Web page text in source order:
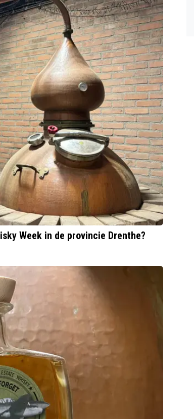
Week in de provincie Drenthe?